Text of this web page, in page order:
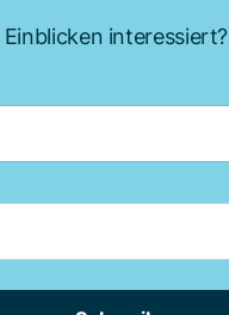
Einblicken interessiert?